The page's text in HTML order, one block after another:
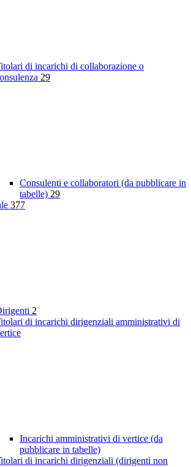
di incarichi di collaborazione o
29
Consulenti e collaboratori (da pubblicare in
tabelle) 29
377
2
di incarichi dirigenziali amministrativi di
Incarichi amministrativi di vertice (da
pubblicare in tabelle)
di incarichi dirigenziali (dirigenti non